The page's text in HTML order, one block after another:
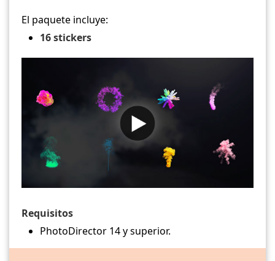
El paquete incluye:
16 stickers
Requisitos
PhotoDirector 14 y superior.